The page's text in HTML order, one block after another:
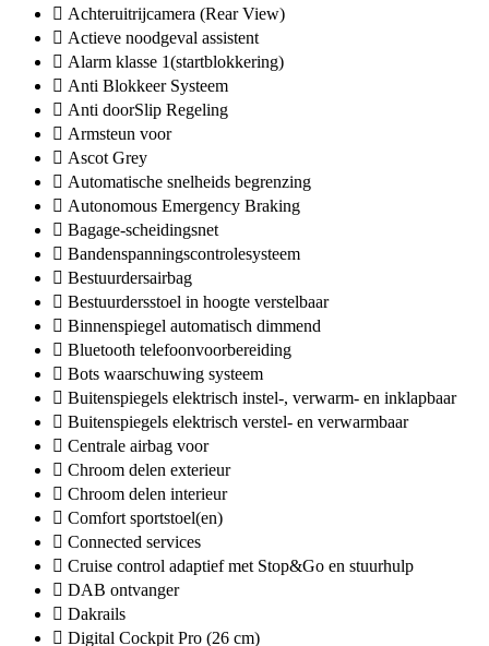
Achteruitrijcamera (Rear View)
Actieve noodgeval assistent
Alarm klasse 1(startblokkering)
Anti Blokkeer Systeem
Anti doorSlip Regeling
Armsteun voor
Ascot Grey
Automatische snelheids begrenzing
Autonomous Emergency Braking
Bagage-scheidingsnet
Bandenspanningscontrolesysteem
Bestuurdersairbag
Bestuurdersstoel in hoogte verstelbaar
Binnenspiegel automatisch dimmend
Bluetooth telefoonvoorbereiding
Bots waarschuwing systeem
Buitenspiegels elektrisch instel-, verwarm- en inklapbaar
Buitenspiegels elektrisch verstel- en verwarmbaar
Centrale airbag voor
Chroom delen exterieur
Chroom delen interieur
Comfort sportstoel(en)
Connected services
Cruise control adaptief met Stop&Go en stuurhulp
DAB ontvanger
Dakrails
Digital Cockpit Pro (26 cm)